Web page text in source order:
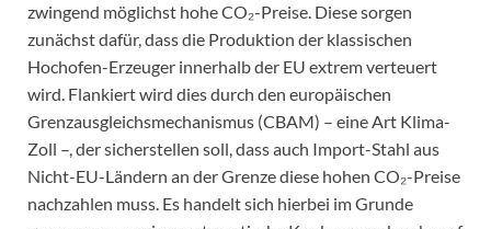
zwingend möglichst hohe CO₂-Preise. Diese sorgen
zunächst dafür, dass die Produktion der klassischen
Hochofen-Erzeuger innerhalb der EU extrem verteuert
wird. Flankiert wird dies durch den europäischen
Grenzausgleichsmechanismus (CBAM) – eine Art Klima-
Zoll –, der sicherstellen soll, dass auch Import-Stahl aus
Nicht-EU-Ländern an der Grenze diese hohen CO₂-Preise
nachzahlen muss. Es handelt sich hierbei im Grunde